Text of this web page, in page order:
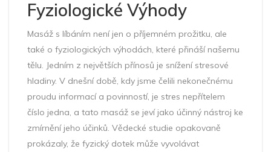
Fyziologické Výhody
Masáž s líbáním není jen o příjemném prožitku, ale
také o fyziologických výhodách, které přináší našemu
tělu. Jedním z největších přínosů je snížení stresové
hladiny. V dnešní době, kdy jsme čelili nekonečnému
proudu informací a povinností, je stres nepřítelem
číslo jedna, a tato masáž se jeví jako účinný nástroj ke
zmírnění jeho účinků. Vědecké studie opakovaně
prokázaly, že fyzický dotek může vyvolávat